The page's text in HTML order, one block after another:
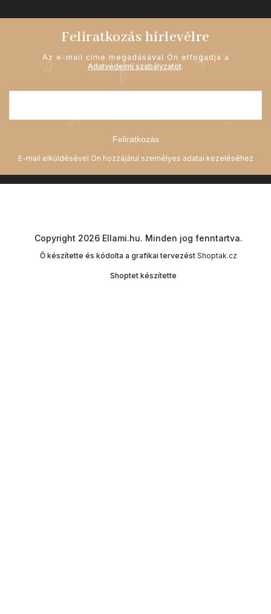
Feliratkozás hírlevélre
Az e-mail címe megadásával Ön elfogadja a
Adatvédelmi szabályzatot.
Feliratkozás
Shoptet készítette
Copyright 2026 Ellami.hu. Minden jog fenntartva.
Ő készítette és kódolta a grafikai tervezést Shoptak.cz